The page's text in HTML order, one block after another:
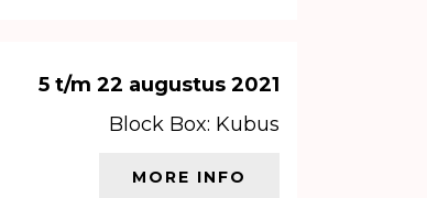
5 t/m 22 augustus 2021
Block Box: Kubus
MORE INFO